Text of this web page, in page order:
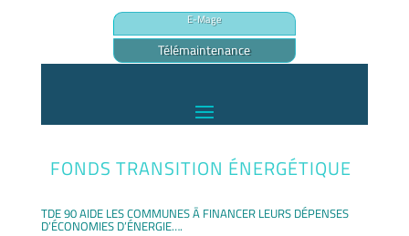
E-Mage
Télémaintenance
FONDS TRANSITION ÉNERGÉTIQUE
TDE 90 AIDE LES COMMUNES Ā FINANCER LEURS DÉPENSES
D’ÉCONOMIES D’ÉNERGIE….